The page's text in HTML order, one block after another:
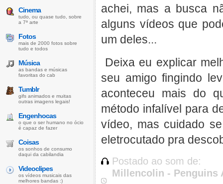
achei, mas a busca
alguns vídeos que
um deles...
Deixa eu explicar
seu amigo fingindo
aconteceu mais do
método infalível para
vídeo, mas cuidado
eletrocutado pra
Postado ao som de:
Millencolin - Penguins
Cinema
tudo, ou quase tudo, sobre
a 7ª arte
Fotos
mais de 2000 fotos sobre
tudo e todos
Música
as bandas e músicas
favoritas do cab
Tumblr
gifs animados e muitas
outras imagens legais!
Engenhocas
o que o ser humano no ócio
é capaz de fazer
Coisas
os sonhos de consumo
daqui da cabilandia
Videoclipes
os vídeos musicais das
melhores bandas :)